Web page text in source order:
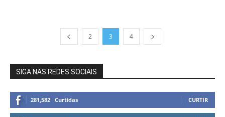
2 3 4
SIGA NAS REDES SOCIAIS
281,582 Curtidas CURTIR